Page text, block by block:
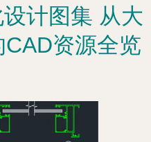
计图集 从大
资源全览